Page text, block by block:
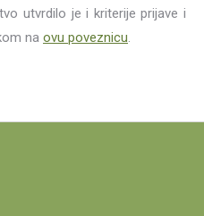
utvrdilo je i kriterije prijave i
na ovu poveznicu.